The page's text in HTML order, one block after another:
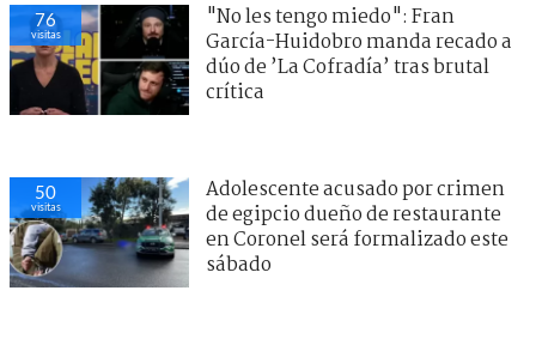
76
visitas
"No les tengo miedo": Fran
García-Huidobro manda recado a
dúo de ’La Cofradía’ tras brutal
crítica
50
visitas
Adolescente acusado por crimen
de egipcio dueño de restaurante
en Coronel será formalizado este
sábado